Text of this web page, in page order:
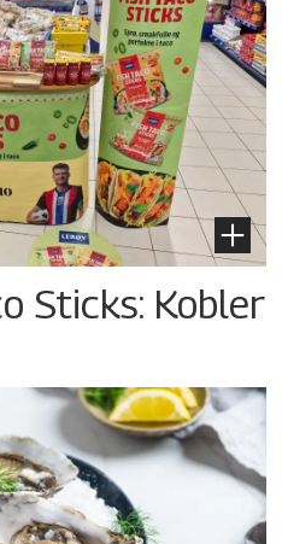
Sticks: Kobler